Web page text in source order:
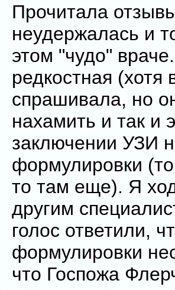
Прочитала
неудержалась и
этом "чудо"
редкостная
спрашивала, но
нахамить и так и
заключении УЗИ
формулировки
то там еще). Я
другим
голос ответили,
формулировки
что Госпожа